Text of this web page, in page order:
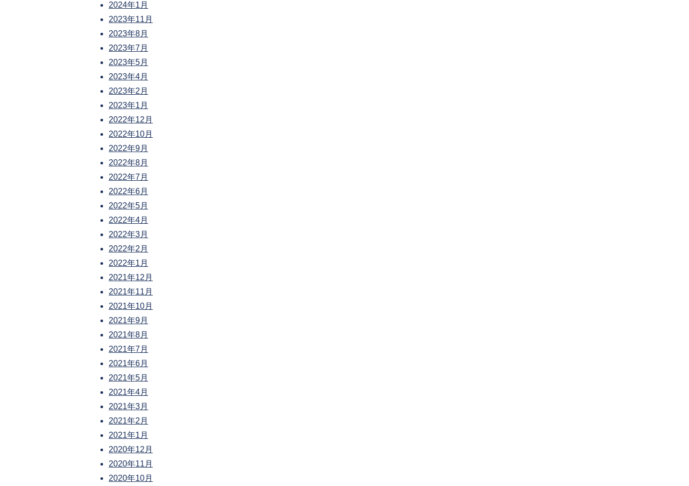
2024年1月
2023年11月
2023年8月
2023年7月
2023年5月
2023年4月
2023年2月
2023年1月
2022年12月
2022年10月
2022年9月
2022年8月
2022年7月
2022年6月
2022年5月
2022年4月
2022年3月
2022年2月
2022年1月
2021年12月
2021年11月
2021年10月
2021年9月
2021年8月
2021年7月
2021年6月
2021年5月
2021年4月
2021年3月
2021年2月
2021年1月
2020年12月
2020年11月
2020年10月